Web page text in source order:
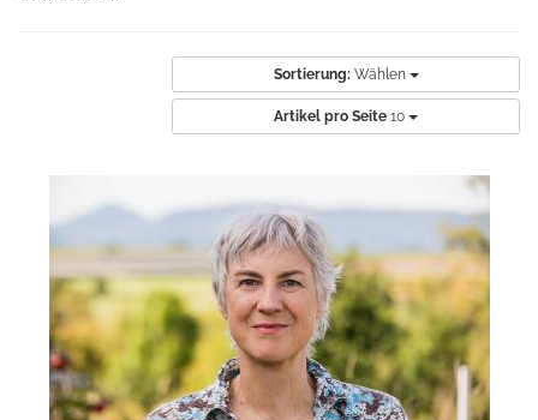
Sortierung: Wählen
Artikel pro Seite 10